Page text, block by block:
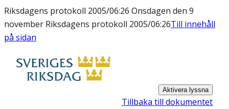
Riksdagens protokoll 2005/06:26 Onsdagen den 9
november Riksdagens protokoll 2005/06:26Till innehåll
på sidan
Aktivera lyssna
Tillbaka till dokumentet